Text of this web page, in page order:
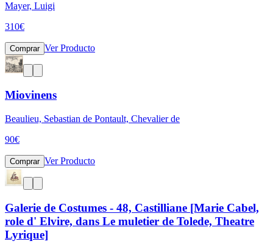
Mayer, Luigi
310€
Comprar Ver Producto
Miovinens
Beaulieu, Sebastian de Pontault, Chevalier de
90€
Comprar Ver Producto
Galerie de Costumes - 48, Castilliane [Marie Cabel,
role d' Elvire, dans Le muletier de Tolede, Theatre
Lyrique]